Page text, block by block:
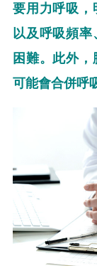
要用力呼吸，
以及呼吸頻
困難。此外
可能會合併呼